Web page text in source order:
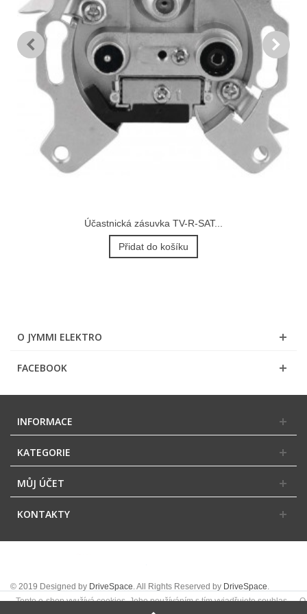
Účastnická zásuvka TV-R-SAT...
Přidat do košíku
O JYMMI ELEKTRO
FACEBOOK
Tento e-shop využívá cookies. Jeho používáním s tím vyjadřujete souhlas.O
INFORMACE
KATEGORIE
MŮJ ÚČET
KONTAKTY
© 2019 Designed by DriveSpace . All Rights Reserved by DriveSpace